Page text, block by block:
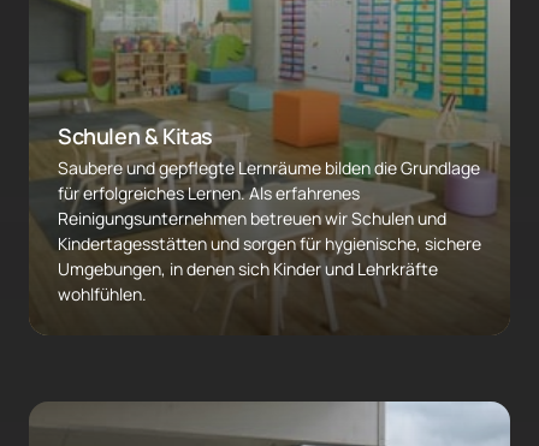
Schulen & Kitas
Saubere und gepflegte Lernräume bilden die Grundlage
für erfolgreiches Lernen. Als erfahrenes
Reinigungsunternehmen betreuen wir Schulen und
Kindertagesstätten und sorgen für hygienische, sichere
Umgebungen, in denen sich Kinder und Lehrkräfte
wohlfühlen.